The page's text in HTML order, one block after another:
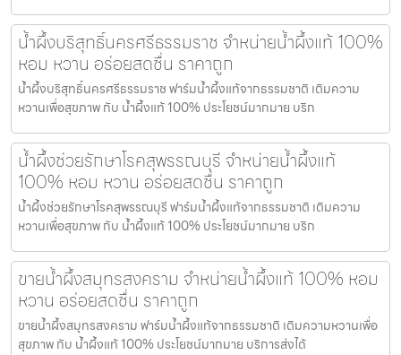
น้ำผึ้งบริสุทธิ์นครศรีธรรมราช จำหน่ายน้ำผึ้งแท้ 100%
หอม หวาน อร่อยสดชื่น ราคาถูก
น้ำผึ้งบริสุทธิ์นครศรีธรรมราช ฟาร์มน้ำผึ้งแท้จากธรรมชาติ เติมความ
หวานเพื่อสุขภาพ กับ น้ำผึ้งแท้ 100% ประโยชน์มากมาย บริก
น้ำผึ้งช่วยรักษาโรคสุพรรณบุรี จำหน่ายน้ำผึ้งแท้
100% หอม หวาน อร่อยสดชื่น ราคาถูก
น้ำผึ้งช่วยรักษาโรคสุพรรณบุรี ฟาร์มน้ำผึ้งแท้จากธรรมชาติ เติมความ
หวานเพื่อสุขภาพ กับ น้ำผึ้งแท้ 100% ประโยชน์มากมาย บริก
ขายน้ำผึ้งสมุทรสงคราม จำหน่ายน้ำผึ้งแท้ 100% หอม
หวาน อร่อยสดชื่น ราคาถูก
ขายน้ำผึ้งสมุทรสงคราม ฟาร์มน้ำผึ้งแท้จากธรรมชาติ เติมความหวานเพื่อ
สุขภาพ กับ น้ำผึ้งแท้ 100% ประโยชน์มากมาย บริการส่งได้